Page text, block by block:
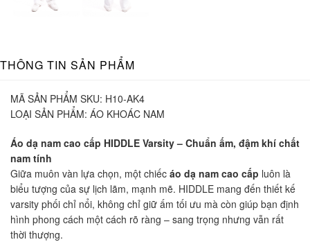
THÔNG TIN SẢN PHẨM
MÃ SẢN PHẨM SKU: H10-AK4
LOẠI SẢN PHẨM: ÁO KHOÁC NAM
Áo dạ nam cao cấp HIDDLE Varsity – Chuẩn ấm, đậm khí chất
nam tính
Giữa muôn vàn lựa chọn, một chiếc áo dạ nam cao cấp luôn là
biểu tượng của sự lịch lãm, mạnh mẽ. HIDDLE mang đến thiết kế
varsity phối chỉ nổi, không chỉ giữ ấm tối ưu mà còn giúp bạn định
hình phong cách một cách rõ ràng – sang trọng nhưng vẫn rất
thời thượng.